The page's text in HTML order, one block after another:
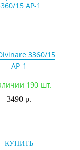
3360/15
AP-1
190 шт.
3490 р.
КУПИТЬ